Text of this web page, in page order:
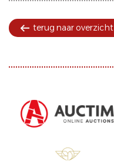
terug naar overzicht